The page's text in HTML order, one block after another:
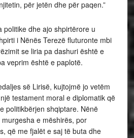
për jetën dhe për paqen.”
politike dhe ajo shpirtërore u
i Nënës Terezë fluturonte mbi
se liria pa dashuri është e
veprim është e paplotë.
së Lirisë, kujtojmë jo vetëm
testament moral e diplomatik që
politikbërjen shqiptare. Nënë
e mëshirës, por
që me fjalët e saj të buta dhe